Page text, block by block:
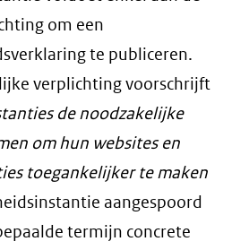
om een
te publiceren.
verplichting voorschrijft
de noodzakelijke
om hun websites en
toegankelijker te maken
aangespoord
termijn concrete